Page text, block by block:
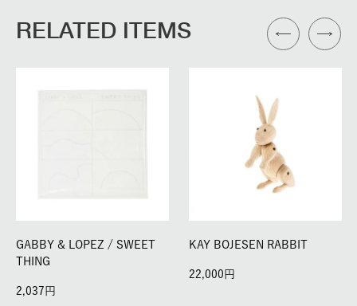
RELATED ITEMS
GABBY & LOPEZ / SWEET
THING
2,037
KAY BOJESEN RABBIT
22,000